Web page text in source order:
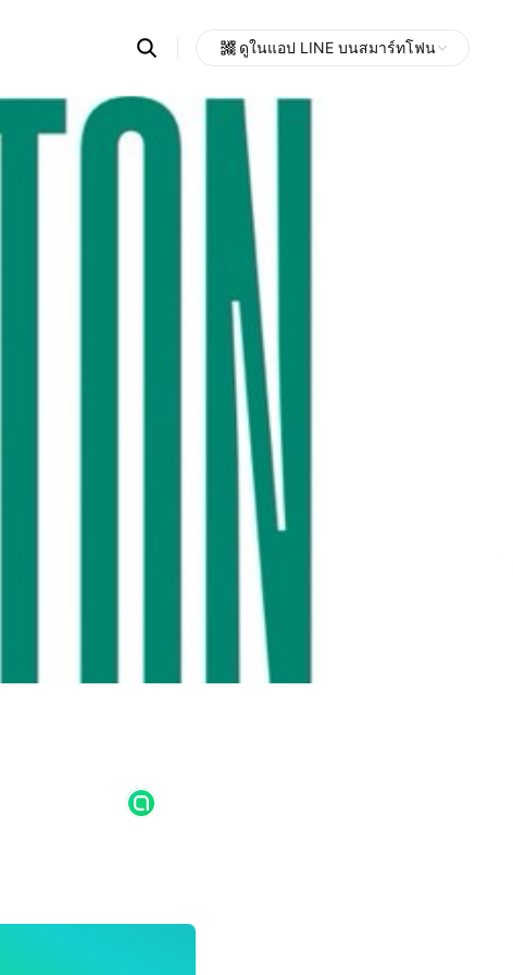
Search
OpenChats
messages
search
area
ดูในแอป LINE บนสมาร์ทโฟน